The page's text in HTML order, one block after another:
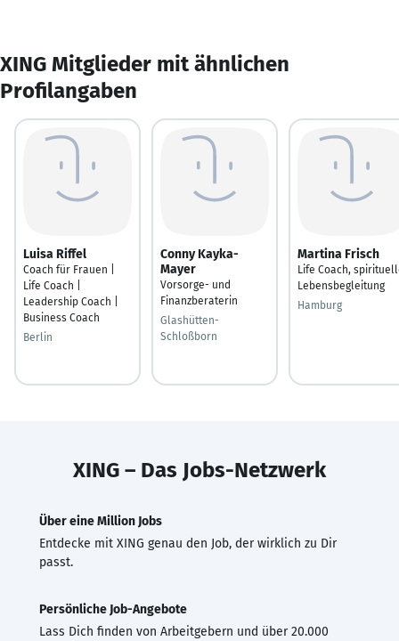
XING Mitglieder mit ähnlichen
Profilangaben
Luisa Riffel
Coach für Frauen |
Life Coach |
Leadership Coach |
Business Coach
Berlin
Conny Kayka-
Mayer
Vorsorge- und
Finanzberaterin
Glashütten-
Schloßborn
Martina Frisch
Life Coach,
Lebensbegleitung
Hamburg
XING – Das Jobs-Netzwerk
Über eine Million Jobs
Entdecke mit XING genau den Job, der wirklich zu Dir
passt.
Persönliche Job-Angebote
Lass Dich finden von Arbeitgebern und über 20.000